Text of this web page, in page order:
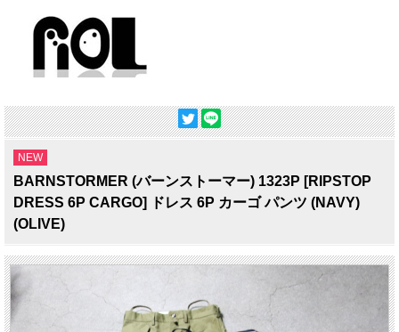
NEW
BARNSTORMER (バーンストーマー) 1323P [RIPSTOP
DRESS 6P CARGO] ドレス 6P カーゴ パンツ (NAVY)
(OLIVE)